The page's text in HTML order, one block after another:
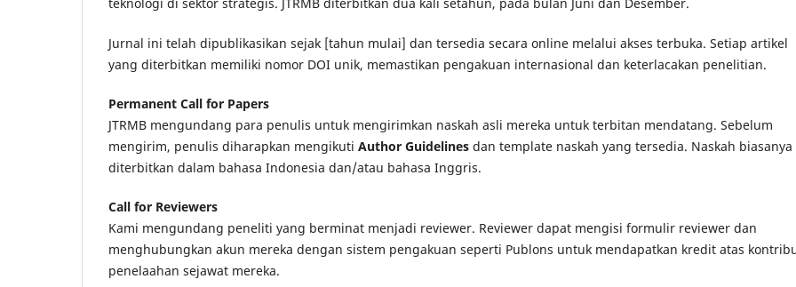
teknologi di sektor strategis. JTRMB diterbitkan dua kali setahun, pada bulan Juni dan Desember.
Jurnal ini telah dipublikasikan sejak [tahun mulai] dan tersedia secara online melalui akses terbuka. Setiap artikel
yang diterbitkan memiliki nomor DOI unik, memastikan pengakuan internasional dan keterlacakan penelitian.
Permanent Call for Papers
JTRMB mengundang para penulis untuk mengirimkan naskah asli mereka untuk terbitan mendatang. Sebelum
mengirim, penulis diharapkan mengikuti Author Guidelines dan template naskah yang tersedia. Naskah biasanya
diterbitkan dalam bahasa Indonesia dan/atau bahasa Inggris.
Call for Reviewers
Kami mengundang peneliti yang berminat menjadi reviewer. Reviewer dapat mengisi formulir reviewer dan
menghubungkan akun mereka dengan sistem pengakuan seperti Publons untuk mendapatkan kredit atas
penelaahan sejawat mereka.